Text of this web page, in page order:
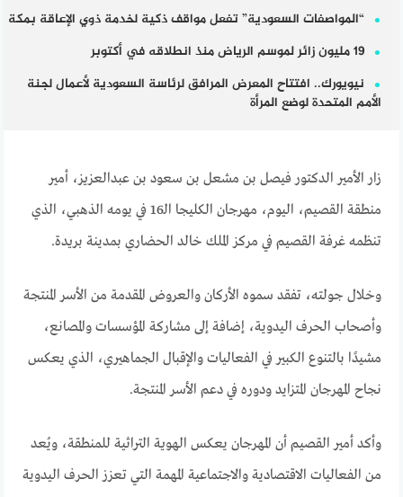
“المواصفات السعودية” تفعل مواقف ذكية لخدمة ذوي الإعاقة بمكة
19 مليون زائر لموسم الرياض منذ انطلاقه في أكتوبر
نيويورك.. افتتاح المعرض المرافق لرئاسة السعودية لأعمال لجنة
الأمم المتحدة لوضع المرأة
زار الأمير الدكتور فيصل بن مشعل بن سعود بن عبدالعزيز، أمير
منطقة القصيم، اليوم، مهرجان الكليجا الـ16 في يومه الذهبي، الذي
تنظمه غرفة القصيم في مركز الملك خالد الحضاري بمدينة بريدة.
وخلال جولته، تفقد سموه الأركان والعروض المقدمة من الأسر المنتجة
وأصحاب الحرف اليدوية، إضافة إلى مشاركة المؤسسات والمصانع،
مشيدًا بالتنوع الكبير في الفعاليات والإقبال الجماهيري، الذي يعكس
نجاح المهرجان المتزايد ودوره في دعم الأسر المنتجة.
وأكد أمير القصيم أن المهرجان يعكس الهوية التراثية للمنطقة، ويُعد
من الفعاليات الاقتصادية والاجتماعية المهمة التي تعزز الحرف اليدوية